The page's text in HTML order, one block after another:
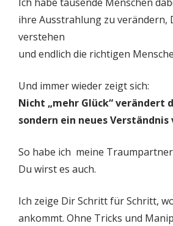
ihre Ausstrahlung zu verändern,
verstehen
und endlich die richtigen
Und immer wieder zeigt sich:
Nicht „mehr Glück“ verändert
sondern ein neues Verständnis
So habe ich  meine
Du wirst es auch.
Ich zeige Dir Schritt für Schritt,
ankommt. Ohne Tricks und